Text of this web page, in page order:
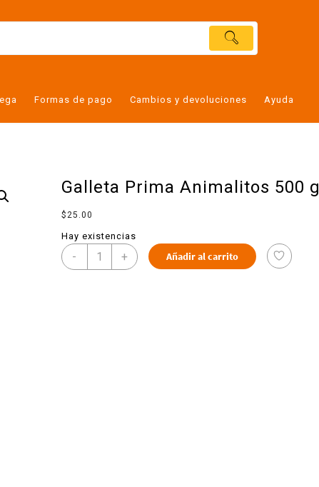
Formas de pago Cambios y devoluciones Ayuda
Galleta Prima Animalitos 500 g
$ 25.00
Hay existencias
- + Añadir al carrito